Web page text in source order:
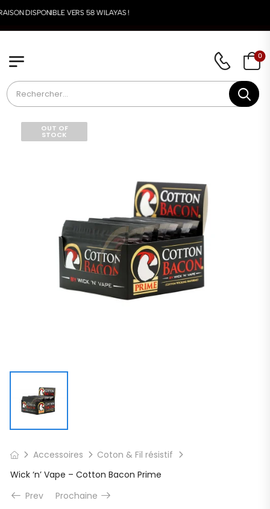
DISPONIBLE VERS 58 WILAYAS !
0
OUT OF
STOCK
Accessoires
Coton & Fil résistif
Wick ‘n’ Vape – Cotton Bacon Prime
Prev
Prochaine